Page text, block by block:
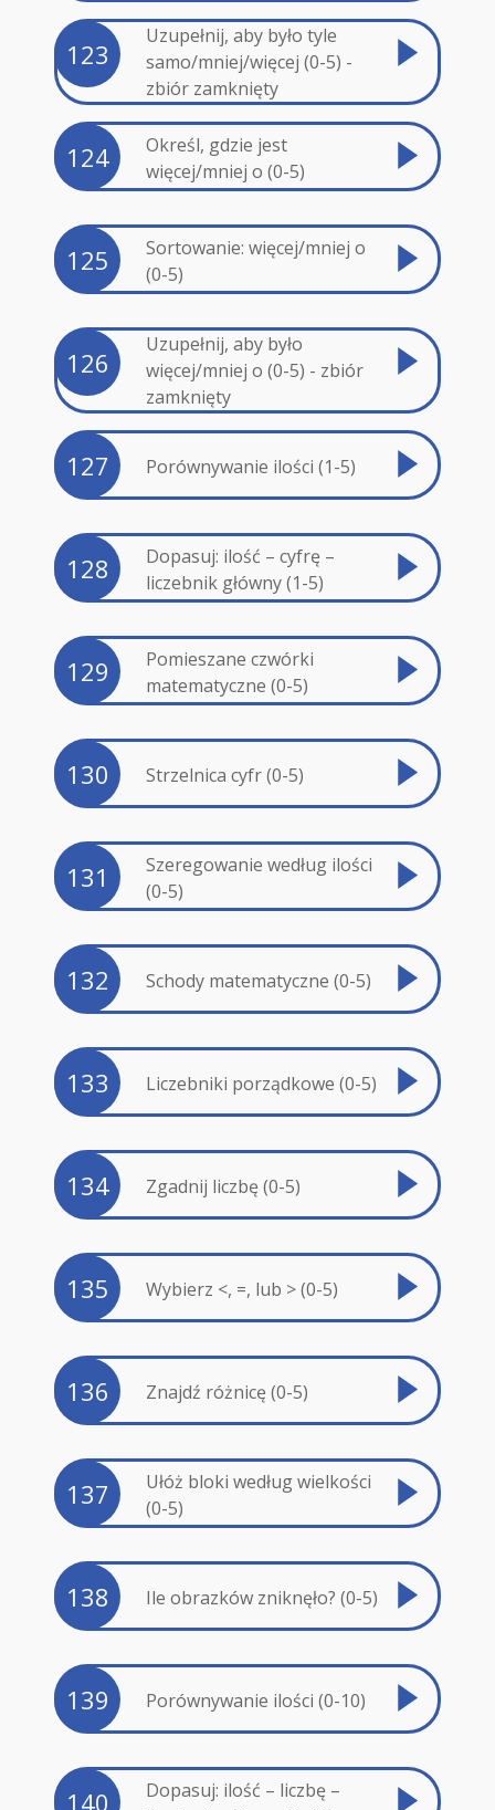
123
Uzupełnij, aby było tyle
samo/mniej/więcej (0-5) -
zbiór zamknięty
124
Określ, gdzie jest
więcej/mniej o (0-5)
125
Sortowanie: więcej/mniej o
(0-5)
126
Uzupełnij, aby było
więcej/mniej o (0-5) - zbiór
zamknięty
127 Porównywanie ilości (1-5)
128
Dopasuj: ilość – cyfrę –
liczebnik główny (1-5)
129
Pomieszane czwórki
matematyczne (0-5)
130 Strzelnica cyfr (0-5)
131
Szeregowanie według ilości
(0-5)
132 Schody matematyczne (0-5)
133 Liczebniki porządkowe (0-5)
134 Zgadnij liczbę (0-5)
135 Wybierz <, =, lub > (0-5)
136 Znajdź różnicę (0-5)
137
Ułóż bloki według wielkości
(0-5)
138 Ile obrazków zniknęło? (0-5)
139 Porównywanie ilości (0-10)
140
Dopasuj: ilość – liczbę –